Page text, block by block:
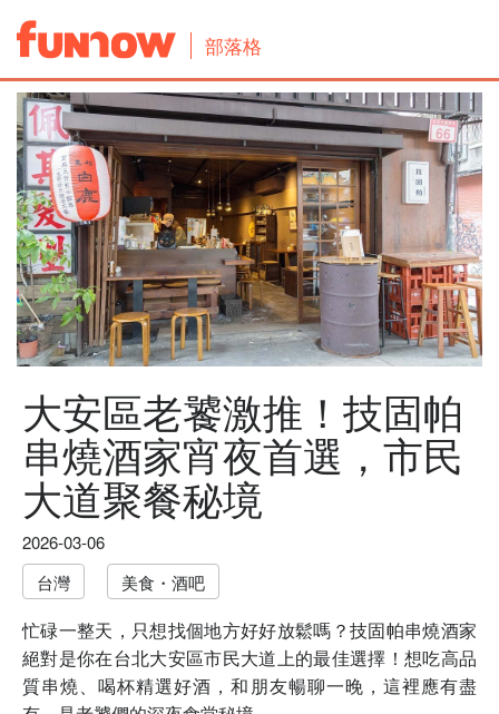
部落格
大安區老饕激推！技固帕
串燒酒家宵夜首選，市民
大道聚餐秘境
2026-03-06
台灣
美食・酒吧
忙碌一整天，只想找個地方好好放鬆嗎？技固帕串燒酒家
絕對是你在台北大安區市民大道上的最佳選擇！想吃高品
質串燒、喝杯精選好酒，和朋友暢聊一晚，這裡應有盡